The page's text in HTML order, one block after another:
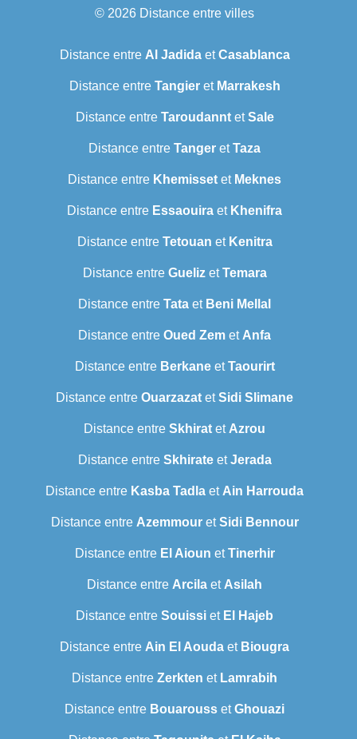
© 2026 Distance entre villes
Distance entre Al JadidaetCasablanca
Distance entre Tangieret Marrakesh
Distance entre TaroudanntetSale
Distance entre Tanger etTaza
Distance entre Khemisset et Meknes
Distance entre Essaouira et Khenifra
Distance entre Tetouan et Kenitra
Distance entre GuelizetTemara
Distance entre Tata et Beni Mellal
Distance entre Oued Zem et Anfa
Distance entre BerkaneetTaourirt
Distance entre Ouarzazat etSidi Slimane
Distance entre Skhirat et Azrou
Distance entre SkhirateetJerada
Distance entre Kasba Tadla et Ain Harrouda
Distance entre AzemmouretSidi Bennour
Distance entre El Aioun etTinerhir
Distance entre Arcila et Asilah
Distance entre Souissi et El Hajeb
Distance entre Ain El Aouda et Biougra
Distance entre Zerkten et Lamrabih
Distance entre Bouarouss etGhouazi